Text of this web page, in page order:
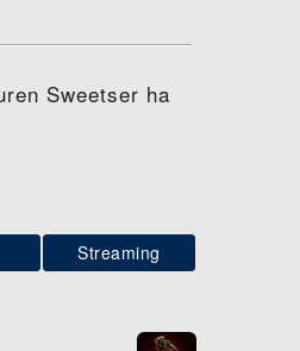
Sweetser ha
Streaming